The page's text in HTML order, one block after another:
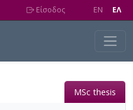
Είσοδος EN EΛ
MSc thesis